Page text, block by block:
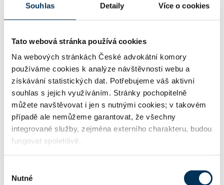
Souhlas Detaily Více o cookies
Tato webová stránka používá cookies
Na webových stránkách České advokátní komory
používáme cookies k analýze návštěvnosti webu a
získávání statistických dat. Potřebujeme váš aktivní
souhlas s jejich využíváním. Stránky pochopitelně
můžete navštěvovat i jen s nutnými cookies; v takovém
případě ale nemůžeme garantovat, že všechny
integrované služby, zejména externího charakteru, budou
fungovat spolehlivě.
souhlasu
Nutné
02 občanské právo
06 finanční právo, cenné papíry, fúze a akvizice,
daně
16 obchodní právo
29 trestní právo